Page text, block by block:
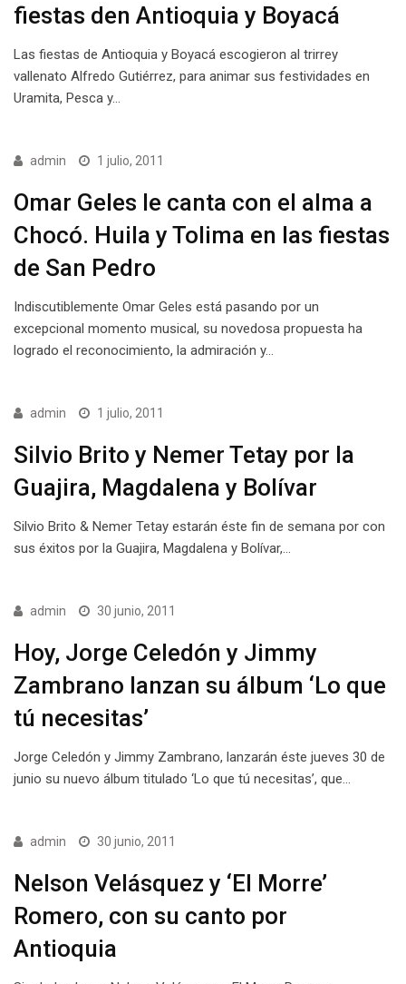
fiestas den Antioquia y Boyacá
Las fiestas de Antioquia y Boyacá escogieron al trirrey
vallenato Alfredo Gutiérrez, para animar sus festividades en
Uramita, Pesca y…
admin 1 julio, 2011
Omar Geles le canta con el alma a
Chocó. Huila y Tolima en las fiestas
de San Pedro
Indiscutiblemente Omar Geles está pasando por un
excepcional momento musical, su novedosa propuesta ha
logrado el reconocimiento, la admiración y…
admin 1 julio, 2011
Silvio Brito y Nemer Tetay por la
Guajira, Magdalena y Bolívar
Silvio Brito & Nemer Tetay estarán éste fin de semana por con
sus éxitos por la Guajira, Magdalena y Bolívar,…
admin 30 junio, 2011
Hoy, Jorge Celedón y Jimmy
Zambrano lanzan su álbum ‘Lo que
tú necesitas’
Jorge Celedón y Jimmy Zambrano, lanzarán éste jueves 30 de
junio su nuevo álbum titulado ‘Lo que tú necesitas’, que…
admin 30 junio, 2011
Nelson Velásquez y ‘El Morre’
Romero, con su canto por
Antioquia